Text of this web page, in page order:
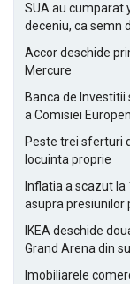
SUA au cumparat
deceniu, ca semn
Accor deschide
Mercure
Banca de
a Comisiei
Peste trei sferturi
locuinta proprie
Inflatia a scazut
asupra presiunilor
IKEA deschide
Grand Arena din
Imobiliarele